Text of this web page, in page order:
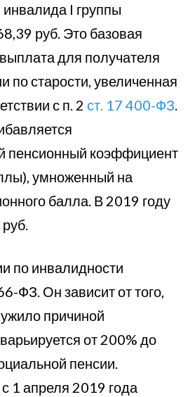
I группы
руб. Это базовая
для получателя
по старости, увеличенная
с п. 2 ст. 17 400-ФЗ.
пенсионный коэффициент
умноженный на
балла. В 2019 году
по инвалидности
ФЗ. Он зависит от того,
причиной
от 200% до
пенсии.
1 апреля 2019 года